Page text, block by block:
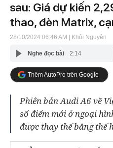
sau: Giá dự kiến
thao, đèn Matrix,
28/10/2024 06:46 AM | Khôi Nguyên
Nghe đọc bài 2:14
Thêm AutoPro trên Google
Phiên bản Audi A6 về
số điểm mới ở ngoại
được thay thế bằng thế